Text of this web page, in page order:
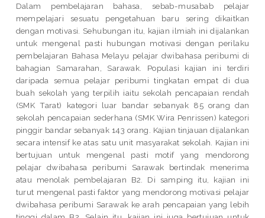
Dalam pembelajaran bahasa, sebab-musabab pelajar
mempelajari sesuatu pengetahuan baru sering dikaitkan
dengan motivasi. Sehubungan itu, kajian ilmiah ini dijalankan
untuk mengenal pasti hubungan motivasi dengan perilaku
pembelajaran Bahasa Melayu pelajar dwibahasa peribumi di
bahagian Samarahan, Sarawak. Populasi kajian ini terdiri
daripada semua pelajar peribumi tingkatan empat di dua
buah sekolah yang terpilih iaitu sekolah pencapaian rendah
(SMK Tarat) kategori luar bandar sebanyak 85 orang dan
sekolah pencapaian sederhana (SMK Wira Penrissen) kategori
pinggir bandar sebanyak 143 orang. Kajian tinjauan dijalankan
secara intensif ke atas satu unit masyarakat sekolah. Kajian ini
bertujuan untuk mengenal pasti motif yang mendorong
pelajar dwibahasa peribumi Sarawak bertindak menerima
atau menolak pembelajaran B2. Di samping itu, kajian ini
turut mengenal pasti faktor yang mendorong motivasi pelajar
dwibahasa peribumi Sarawak ke arah pencapaian yang lebih